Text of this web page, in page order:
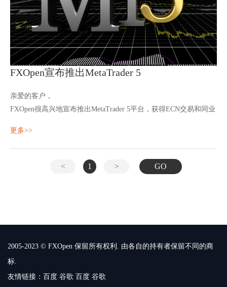
FXOpen宣布推出MetaTrader 5
亲爱的客户，
FXOpen很高兴地宣布推出MetaTrader 5平台，获得ECN交易和同业
MT5交易平台提供其前身和许多其他服务的广泛功能 - 所有您需要
成功的外汇交易。
MT5 ECN帐户的交易条件与常规
更多>>
< 1 > GO
2005-2023 © FXOpen 保留所有权利. 由各自的持有者保留不同的商
标.
友情链接： 百度 谷歌 百度 谷歌